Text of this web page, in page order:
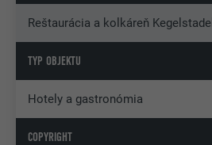
Reštaurácia a kolkáreň
TYP OBJEKTU
Hotely a gastronómia
COPYRIGHT